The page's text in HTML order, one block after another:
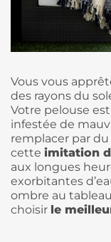
Vous vous
des rayons du
Votre pelouse
infestée de
remplacer par
cette imitation
aux longues
exorbitantes
ombre au
choisir le